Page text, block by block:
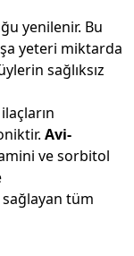
yenilenir. Bu
yeteri miktarda
sağlıksız
Avi-
ve sorbitol
tüm